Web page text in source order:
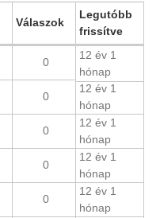
Válaszok
Legutóbb
frissítve
0
12 év 1
hónap
0
12 év 1
hónap
0
12 év 1
hónap
0
12 év 1
hónap
0
12 év 1
hónap